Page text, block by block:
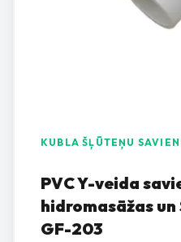
KUBLA ŠĻŪTEŅU
PVC Y-veida
hidromasāžas un
GF-203